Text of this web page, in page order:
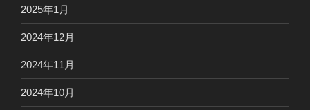
2025年1月
2024年12月
2024年11月
2024年10月